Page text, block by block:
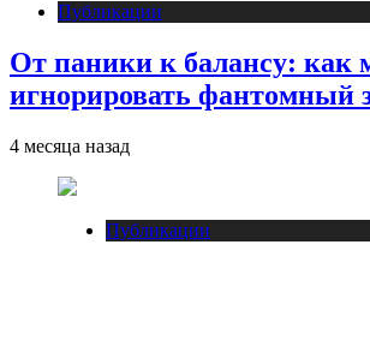
Публикации
От паники к балансу: как
игнорировать фантомный
4 месяца назад
Публикации